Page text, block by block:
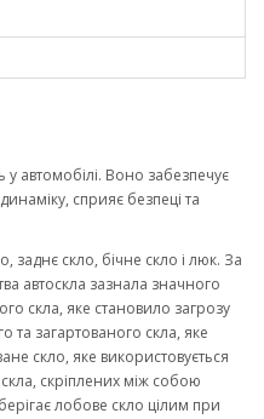
у автомобілі. Воно забезпечує
сприяє безпеці та
заднє скло, бічне скло і люк. За
автоскла зазнала значного
скла, яке становило загрозу
та загартованого скла, яке
скло, яке використовується
скла, скріплених між собою
лобове скло цілим при